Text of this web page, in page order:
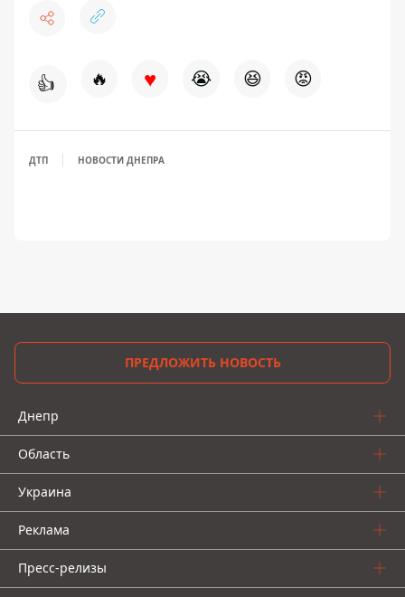
👍 🔥 ♥ 😭 😆 😡
ДТП НОВОСТИ ДНЕПРА
ПРЕДЛОЖИТЬ НОВОСТЬ
Днепр
Область
Украина
Реклама
Пресс-релизы